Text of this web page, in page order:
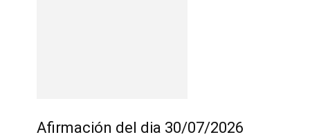
Afirmación del dia 30/07/2026